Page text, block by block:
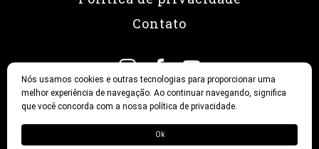
Contato
Nós usamos cookies e outras tecnologias para proporcionar uma
melhor experiência de navegação. Ao continuar navegando, significa
que você concorda com a nossa política de privacidade.
Ok